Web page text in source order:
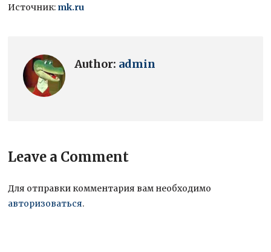
Источник: mk.ru
Author: admin
Leave a Comment
Для отправки комментария вам необходимо
авторизоваться.